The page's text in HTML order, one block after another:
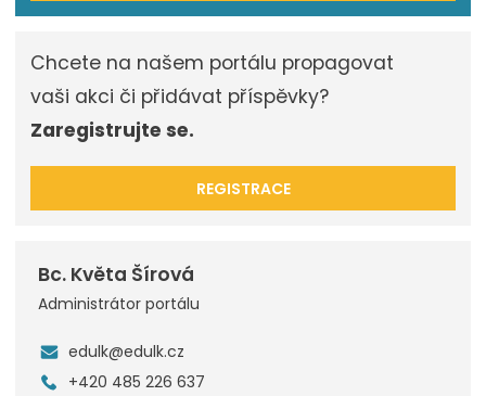
Chcete na našem portálu propagovat
vaši akci či přidávat příspěvky?
Zaregistrujte se.
REGISTRACE
Bc. Květa Šírová
Administrátor portálu
edulk@edulk.cz
+420 485 226 637